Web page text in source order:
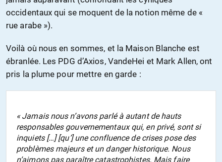
occidentaux qui se moquent de la notion même de «
rue arabe »).
Voilà où nous en sommes, et la Maison Blanche est
ébranlée. Les PDG d’Axios, VandeHei et Mark Allen, ont
pris la plume pour mettre en garde :
« Jamais nous n’avons parlé à autant de hauts
responsables gouvernementaux qui, en privé, sont si
inquiets […] [qu’] une confluence de crises pose des
problèmes majeurs et un danger historique. Nous
n’aimons pas paraître catastrophistes. Mais faire